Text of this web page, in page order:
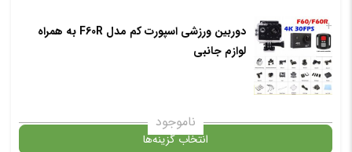
گارانتی
انتخاب رنگ: مشکی
+
دوربین ورزشی اسپورت کم مدل F60R به همراه
لوازم جانبی
ناموجود
انتخاب گزینه‌ها